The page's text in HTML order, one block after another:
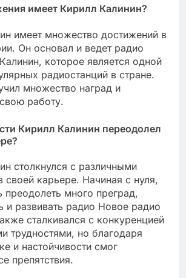
имеет Кирилл Калинин?
имеет множество достижений в
Он основал и ведет радио
которое является одной
радиостанций в стране.
множество наград и
работу.
Кирилл Калинин переодолел
столкнулся с различными
своей карьере. Начиная с нуля,
много преград,
и развивать радио Новое радио
сталкивался с конкуренцией
трудностями, но благодаря
и настойчивости смог
препятствия.